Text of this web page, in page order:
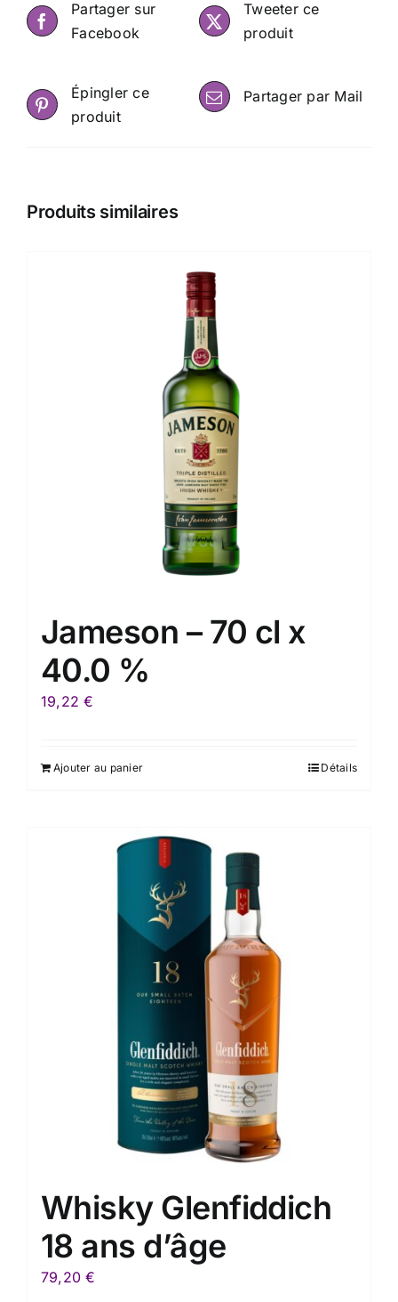
Partager sur
Facebook
Tweeter ce
produit
Épingler ce
produit
Partager par Mail
Produits similaires
Jameson – 70 cl x
40.0 %
19,22€
Ajouter au panier Détails
Whisky Glenfiddich
18 ans d’âge
79,20€